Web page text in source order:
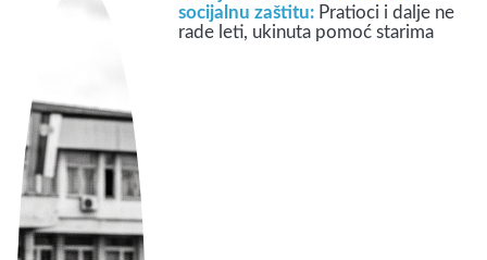
socijalnu zaštitu: Pratioci i dalje ne
rade leti, ukinuta pomoć starima